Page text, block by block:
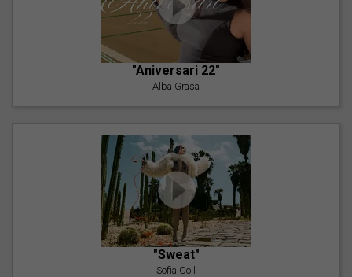
"Aniversari 22"
Alba Grasa
"Sweat"
Sofia Coll